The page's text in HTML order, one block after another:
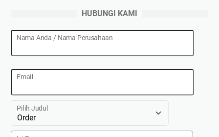
HUBUNGI KAMI
Nama Anda / Nama Perusahaan
Email
Pilih Judul